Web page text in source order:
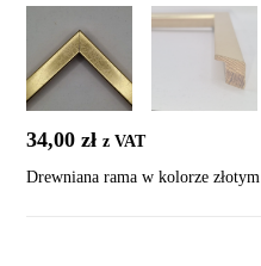
34,00zł z VAT
Drewniana rama w kolorze złotym